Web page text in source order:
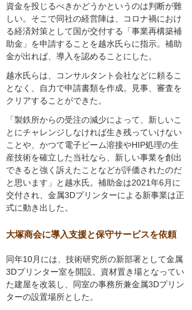
資金を投じるべきかどうかというのは判断が難
しい。そこで同社の経営陣は、コロナ禍におけ
る経済対策として国が交付する「事業再構築補
助金」を申請することを越水氏らに指示。補助
金が出れば、導入を認めることにした。
越水氏らは、コンサルタント会社などに頼るこ
となく、自力で申請書類を作成。見事、審査を
クリアすることができた。
「製鉄所からの受注の減少によって、新しいこ
とにチャレンジしなければ生き残っていけない
ことや、かつて電子ビーム溶接やHIP処理の生
産技術を確立した当社なら、新しい事業を創出
できると強く訴えたことなどが評価されたのだ
と思います」と越水氏。補助金は2021年6月に
交付され、金属3Dプリンターによる新事業は正
式に動き出した。
大塚商会に導入支援と保守サービスを依頼
同年10月には、技術研究所の新部署として金属
3Dプリンター室を開設。資材置き場となってい
た建屋を改装し、同室の事務所兼金属3Dプリン
ターの設置場所とした。